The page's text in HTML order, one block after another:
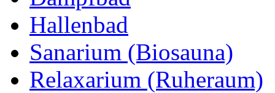
Hallenbad
Sanarium (Biosauna)
Relaxarium (Ruheraum)